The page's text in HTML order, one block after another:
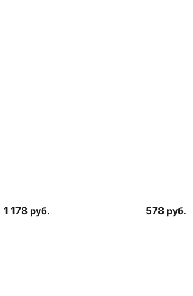
1 178 руб. 578 руб.